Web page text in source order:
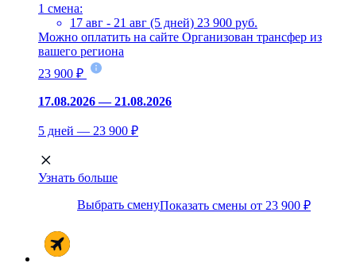
1 смена:
17 авг - 21 авг (5 дней) 23 900 руб.
Можно оплатить на сайте Организован трансфер из
вашего региона
23 900 ₽
17.08.2026 — 21.08.2026
5 дней — 23 900 ₽
Узнать больше
Выбрать сменуПоказать смены от 23 900 ₽